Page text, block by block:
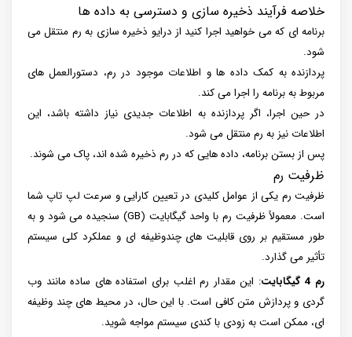
خلاصه فرآیند ذخیره سازی و دسترسی به داده ها
برنامه ای که می خواهید اجرا کنید از درایو ذخیره سازی به رم منتقل می
شود.
پردازنده به کمک داده ها و اطلاعات موجود در رم، دستورالعمل های
مربوط به برنامه را اجرا می کند.
در حین اجرا، اگر پردازنده به اطلاعات جدیدی نیاز داشته باشد، این
اطلاعات نیز به رم منتقل می شود.
پس از بستن برنامه، داده هایی که در رم ذخیره شده اند، پاک می شوند.
ظرفیت رم
ظرفیت رم یکی از عوامل کلیدی در تعیین کارایی و سرعت لپ تاپ شما
است. معمولاً ظرفیت رم با واحد گیگابایت (GB) سنجیده می شود و به
طور مستقیم بر روی قابلیت های چندوظیفه ای و عملکرد کلی سیستم
تأثیر می گذارد.
رم 4 گیگابایت
: این مقدار رم اغلب برای استفاده های ساده مانند وب
گردی و پردازش متن کافی است. با این حال، در محیط های چند وظیفه
ای، ممکن است به زودی با کندی سیستم مواجه شوید.